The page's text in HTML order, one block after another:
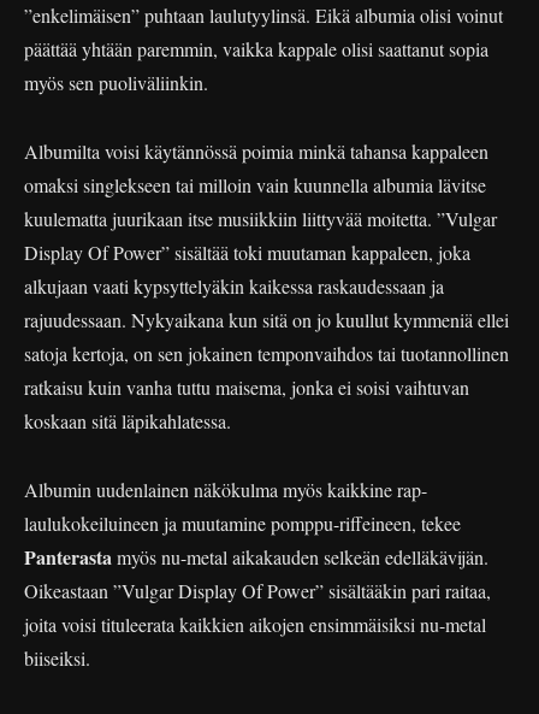
”enkelimäisen” puhtaan laulutyylinsä. Eikä albumia olisi voinut
päättää yhtään paremmin, vaikka kappale olisi saattanut sopia
myös sen puoliväliinkin.
Albumilta voisi käytännössä poimia minkä tahansa kappaleen
omaksi singlekseen tai milloin vain kuunnella albumia lävitse
kuulematta juurikaan itse musiikkiin liittyvää moitetta. ”Vulgar
Display Of Power” sisältää toki muutaman kappaleen, joka
alkujaan vaati kypsyttelyäkin kaikessa raskaudessaan ja
rajuudessaan. Nykyaikana kun sitä on jo kuullut kymmeniä ellei
satoja kertoja, on sen jokainen temponvaihdos tai tuotannollinen
ratkaisu kuin vanha tuttu maisema, jonka ei soisi vaihtuvan
koskaan sitä läpikahlatessa.
Albumin uudenlainen näkökulma myös kaikkine rap-
laulukokeiluineen ja muutamine pomppu-riffeineen, tekee
Panterasta myös nu-metal aikakauden selkeän edelläkävijän.
Oikeastaan ”Vulgar Display Of Power” sisältääkin pari raitaa,
joita voisi tituleerata kaikkien aikojen ensimmäisiksi nu-metal
biiseiksi.